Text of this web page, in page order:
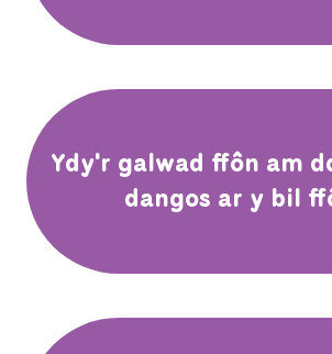
Ydy'r galwad ffôn am
dangos ar y bil